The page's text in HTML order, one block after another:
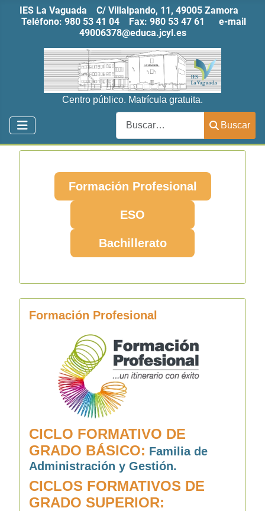
IES La Vaguada C/ Villalpando, 11, 49005 Zamora
Teléfono: 980 53 41 04 Fax: 980 53 47 61 e-mail
49006378@educa.jcyl.es
Centro público. Matrícula gratuita.
Buscar
Formación Profesional
ESO
Bachillerato
Formación Profesional
CICLO FORMATIVO DE
GRADO BÁSICO: Familia de
Administración y Gestión.
CICLOS FORMATIVOS DE
GRADO SUPERIOR: